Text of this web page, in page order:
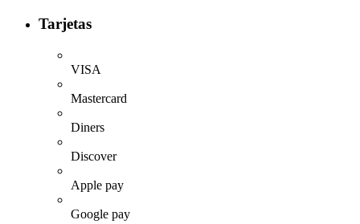
Tarjetas
VISA
Mastercard
Diners
Discover
Apple pay
Google pay